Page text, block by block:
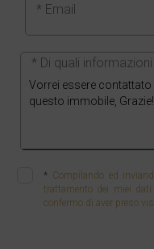
* Email
* Di quali
* Compilando ed
trattamento dei miei
confermo di aver preso